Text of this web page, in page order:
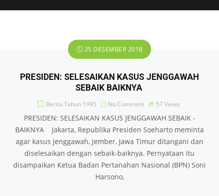
25 DESEMBER 2018
PRESIDEN: SELESAIKAN KASUS JENGGAWAH
SEBAIK ­BAIKNYA
Berita Tahun 1995 No Comment 57 Views
PRESIDEN: SELESAIKAN KASUS JENGGAWAH SEBAIK ­
BAIKNYA Jakarta, Republika Presiden Soeharto meminta
agar kasus Jenggawah, Jember, Jawa Timur ditangani dan
diselesaikan dengan sebaik-baiknya. Pernyataan itu
disampaikan Ketua Badan Pertanahan Nasional (BPN) Soni
Harsono,